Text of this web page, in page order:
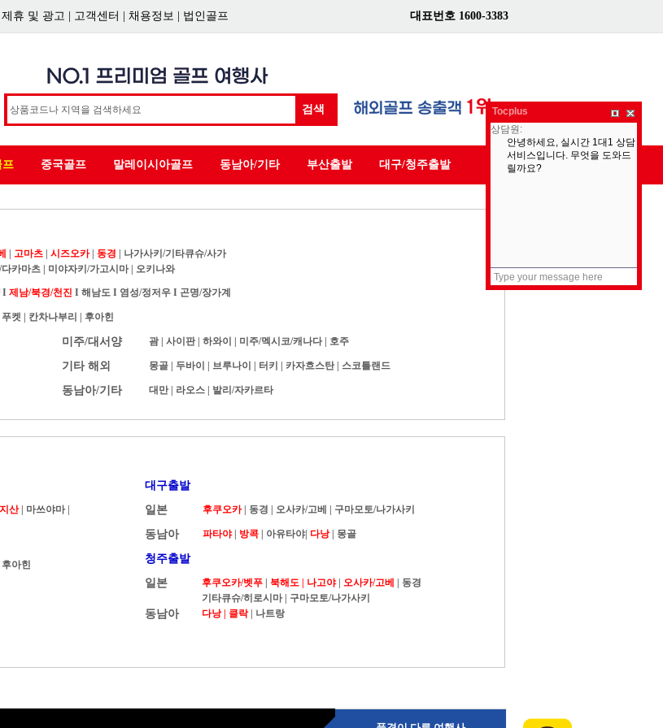
제휴 및 광고 고객센터 채용정보 법인골프 대표번호 1600-3383
검색
프 중국골프 말레이시아골프 동남아/기타 부산출발 대구/청주출발
고마츠 시즈오카| 동경
나가사키/기타큐슈/사가
카마츠 미야자키/가고시마| 오키나와
I 제남/북경/천진 I 해남도 I 염성/정저우 I 곤명/장가계
푸켓 칸차나부리 후아힌
미주/대서양 괌| 사이판| 하와이 미주/멕시코/캐나다| 호주
기타 해외 몽골 두바이 브루나이 터키 카자흐스탄| 스코틀랜드
동남아/기타 대만| 라오스 발리/자카르타
산| 마쓰야마 |
후아힌
대구출발
일본
후쿠오카| 동경 오사카/고베 구마모토/나가사키
동남아 파타야| 방콕 아유타야| 다낭| 몽골
청주출발
일본
후쿠오카/벳푸 북해도 | 나고야| 오사카/고베
동경
기타큐슈/히로시마| 구마모토/나가사키
동남아 다낭 | 클락| 나트랑
Tocplus